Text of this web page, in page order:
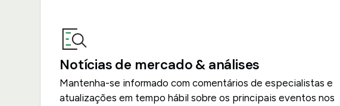
Notícias de mercado & análises
Mantenha-se informado com comentários de especialistas e
atualizações em tempo hábil sobre os principais eventos nos